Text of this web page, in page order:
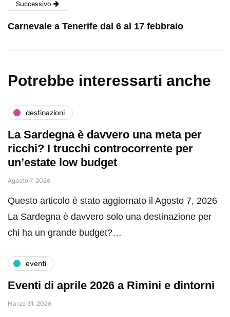
Successivo
Carnevale a Tenerife dal 6 al 17 febbraio
Potrebbe interessarti anche
destinazioni
La Sardegna è davvero una meta per
ricchi? I trucchi controcorrente per
un’estate low budget
Agosto 7, 2026
Questo articolo è stato aggiornato il Agosto 7, 2026
La Sardegna è davvero solo una destinazione per
chi ha un grande budget?…
eventi
Eventi di aprile 2026 a Rimini e dintorni
Marzo 31, 2026